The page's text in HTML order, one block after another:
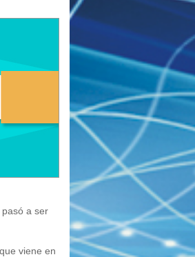
a ser
viene en